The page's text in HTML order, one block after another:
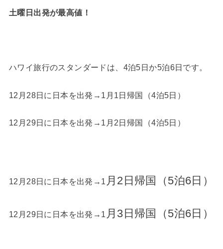
土曜日出発が最高値！
ハワイ旅行のスタンダードは、4泊5日か5泊6日です。
12月28日に日本を出発→1月1日帰国 （4泊5日）
12月29日に日本を出発→1月2日帰国 （4泊5日）
12月28日に日本を出発→1 月2日帰国（5泊6日）
12月29日に日本を出発→1 月3日帰国（5泊6日）